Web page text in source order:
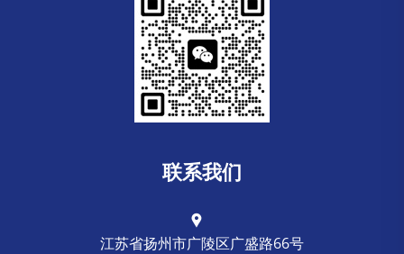
联系我们
江苏省扬州市广陵区广盛路66号